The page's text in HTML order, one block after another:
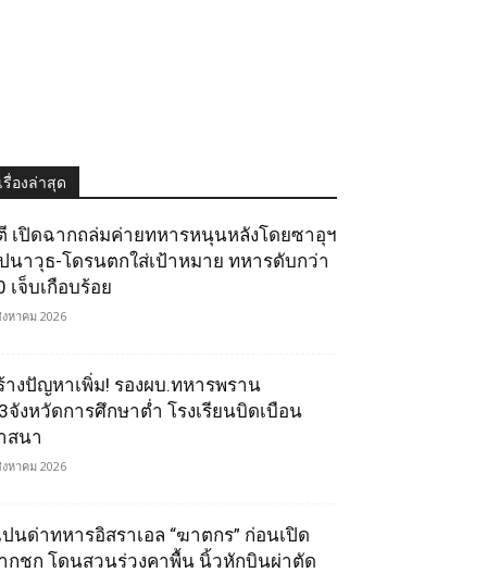
เรื่องล่าสุด
เปิดฉากถล่มค่ายทหารหนุนหลังโดยซาอุฯ
นาวุธ-โดรนตกใส่เป้าหมาย ทหารดับกว่า
เจ็บเกือบร้อย
หาคม 2026
างปัญหาเพิ่ม! รองผบ.ทหารพราน
จังหวัดการศึกษาต่ำ โรงเรียนบิดเบือน
สนา
หาคม 2026
ปนด่าทหารอิสราเอล “ฆาตกร” ก่อนเปิด
กชก โดนสวนร่วงคาพื้น นิ้วหักบินผ่าตัด